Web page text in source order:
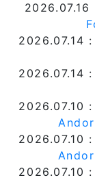
2026.07.14 :
2026.07.14 :
2026.07.10
2026.07.10
2026.07.10